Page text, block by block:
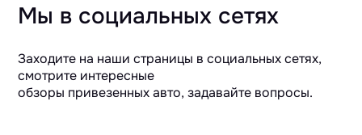
Мы в социальных сетях
Заходите на наши страницы в социальных сетях,
смотрите интересные
обзоры привезенных авто, задавайте вопросы.